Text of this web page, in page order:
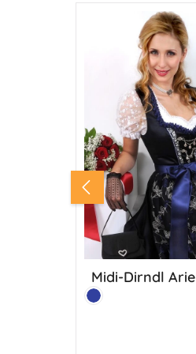
funkelnden Swarovski-Kristall
Verlängerung - Perlengröße 4
Schmucksteine Swarovski-
SilberMetall: 100% Messing
Midi-Dirndl
Farbe:
Marine